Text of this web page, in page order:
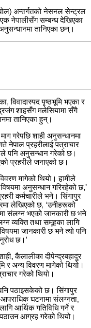
अन्तर्गतको नेसनल सेन्ट्रल
एक नेपालीसँग सम्बन्ध देखिएका
तानिएका छन्।
विवादास्पद पृष्ठभूमि भएका र
शाहसँग मलेसियामा सँगै
तानिएका हुन्।
गरेपछि शाही अनुसन्धानमा
नेपाल प्रहरीलाई पत्राचार
पनि अनुसन्धान गरेको छ।
प्रहरीले जनाएको छ।
मागेको थियो। हामीले
अनुसन्धान गरिरहेको छ,’
कर्मचारीले भने। सिंगापुर
लेखिएको छ, ‘उनीहरूको
संलग्न भएको जानकारी छ भने
व्यक्ति तथा समूहका लागि
जानकारी छ भने त्यो पनि
छ।’
कैलालीका दीपेन्द्रबहादुर
र अन्य विवरण मागेको थियो।
गरेको थियो।
पठाइसकेको छ। सिंगापुर
घटनामा संलग्नता,
आर्थिक गतिविधि गर्ने र
आग्रह गरेको थियो।